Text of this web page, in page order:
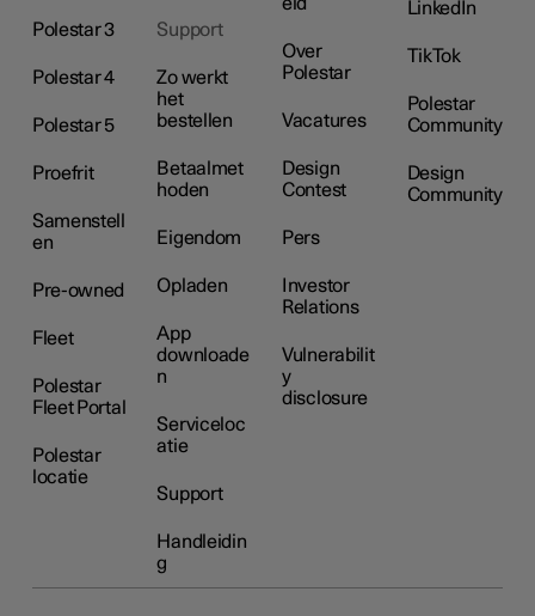
Polestar 3
Polestar 4
Polestar 5
Proefrit
Samenstell
en
Pre-owned
Fleet
Polestar
Fleet Portal
Polestar
locatie
Support
Zo werkt
het
bestellen
Betaalmet
hoden
Eigendom
Opladen
App
downloade
n
Serviceloc
atie
Support
Handleidin
g
eid
Over
Polestar
Vacatures
Design
Contest
Pers
Investor
Relations
Vulnerabilit
y
disclosure
LinkedIn
TikTok
Polestar
Community
Design
Community